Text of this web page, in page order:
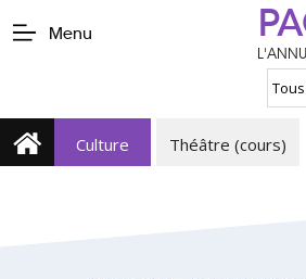
Menu
Culture Théâtre (cours)